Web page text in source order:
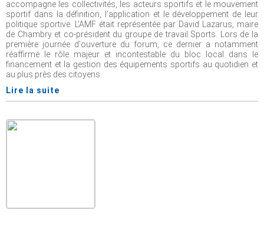
accompagne les collectivités, les acteurs sportifs et le mouvement
sportif dans la définition, l’application et le développement de leur
politique sportive. L'AMF était représentée par David Lazarus, maire
de Chambry et co-président du groupe de travail Sports. Lors de la
première journée d'ouverture du forum, ce dernier a notamment
réaffirmé le rôle majeur et incontestable du bloc local dans le
financement et la gestion des équipements sportifs au quotidien et
au plus près des citoyens.
Lire la suite